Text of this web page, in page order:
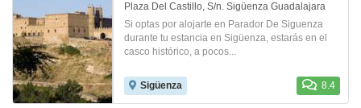
Plaza Del Castillo, S/n. Sigüenza Guadalajara
Si optas por alojarte en Parador De Siguenza
durante tu estancia en Sigüenza, estarás en el
casco histórico, a pocos...
Sigüenza 8.4